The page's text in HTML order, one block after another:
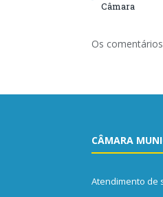
Câmara
Os
CÂMARA
Atendimento de